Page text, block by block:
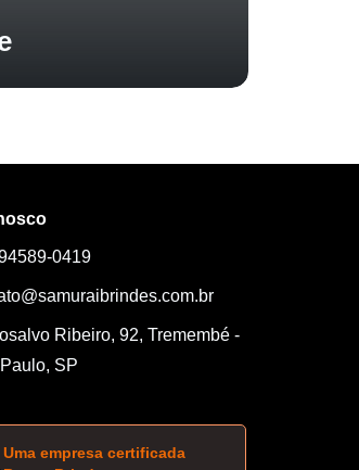
0419
Ribeiro, 92, Tremembé -
SP
Uma empresa certificada